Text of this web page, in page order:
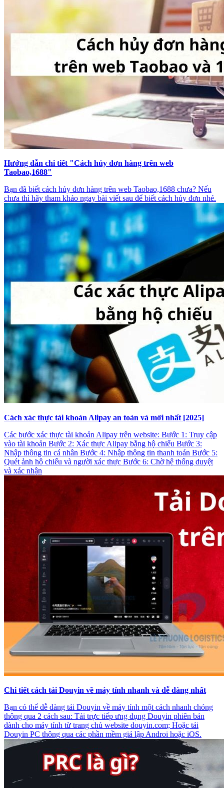
Hướng dẫn chi tiết "Cách hủy đơn hàng trên web
Taobao,1688"
Bạn đã biết cách hủy đơn hàng trên web Taobao,1688 chưa? Nếu
chưa thì hãy tham khảo ngay bài viết sau để biết cách hủy đơn nhé.
Cách xác thực tài khoản Alipay an toàn và mới nhất [2025]
Các bước xác thực tài khoản Alipay trên website: Bước 1: Truy cập
vào tài khoản Bước 2: Xác thực Alipay bằng hộ chiếu Bước 3:
Nhập thông tin cá nhân Bước 4: Nhập thông tin thanh toán Bước 5:
Quét ảnh hộ chiếu và người xác thực Bước 6: Chờ hệ thống duyệt
và xác nhận
Chi tiết cách tải Douyin về máy tính nhanh và dễ dàng nhất
Bạn có thể dễ dàng tải Douyin về máy tính một cách nhanh chóng
thông qua 2 cách sau: Tải trực tiếp ưng dụng Douyin phiên bản
dành cho máy tính từ trang chủ website douyin.com; Hoặc tải
Douyin PC thông qua các phần mềm giả lập Androi hoặc iOS.